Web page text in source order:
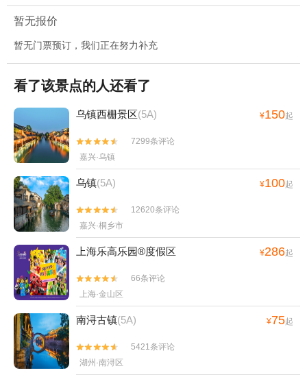
暂无报价
暂无门票预订，我们正在努力补充
看了该景点的人还看了
乌镇西栅景区(5A) ¥150起


7299条评论
嘉兴·乌镇
乌镇(5A) ¥100起


12620条评论
嘉兴·桐乡市
上海乐高乐园®度假区 ¥286起


66条评论
上海·金山区
南浔古镇(5A) ¥75起


5421条评论
湖州·南浔区